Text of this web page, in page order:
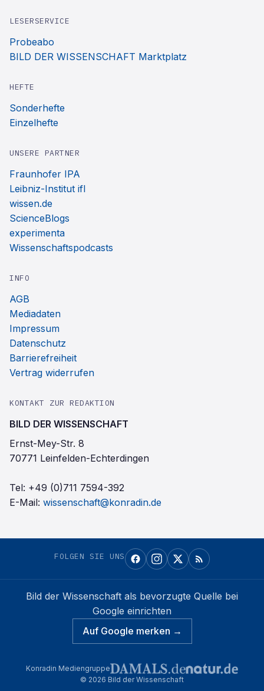
LESERSERVICE
Probeabo
BILD DER WISSENSCHAFT Marktplatz
HEFTE
Sonderhefte
Einzelhefte
UNSERE PARTNER
Fraunhofer IPA
Leibniz-Institut ifl
wissen.de
ScienceBlogs
experimenta
Wissenschaftspodcasts
INFO
AGB
Mediadaten
Impressum
Datenschutz
Barrierefreiheit
Vertrag widerrufen
KONTAKT ZUR REDAKTION
BILD DER WISSENSCHAFT
Ernst-Mey-Str. 8
70771 Leinfelden-Echterdingen
Tel: +49 (0)711 7594-392
E-Mail: wissenschaft@konradin.de
FOLGEN SIE UNS
Bild der Wissenschaft als bevorzugte Quelle bei
Google einrichten
Auf Google merken →
Konradin Mediengruppe
© 2026 Bild der Wissenschaft